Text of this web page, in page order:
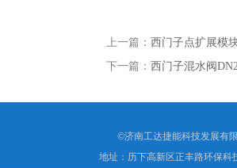
上一篇： 西门子点扩展模
下一篇： 西门子混水阀
©济南工达捷能科技发展有
地址：历下高新区正丰路环保科